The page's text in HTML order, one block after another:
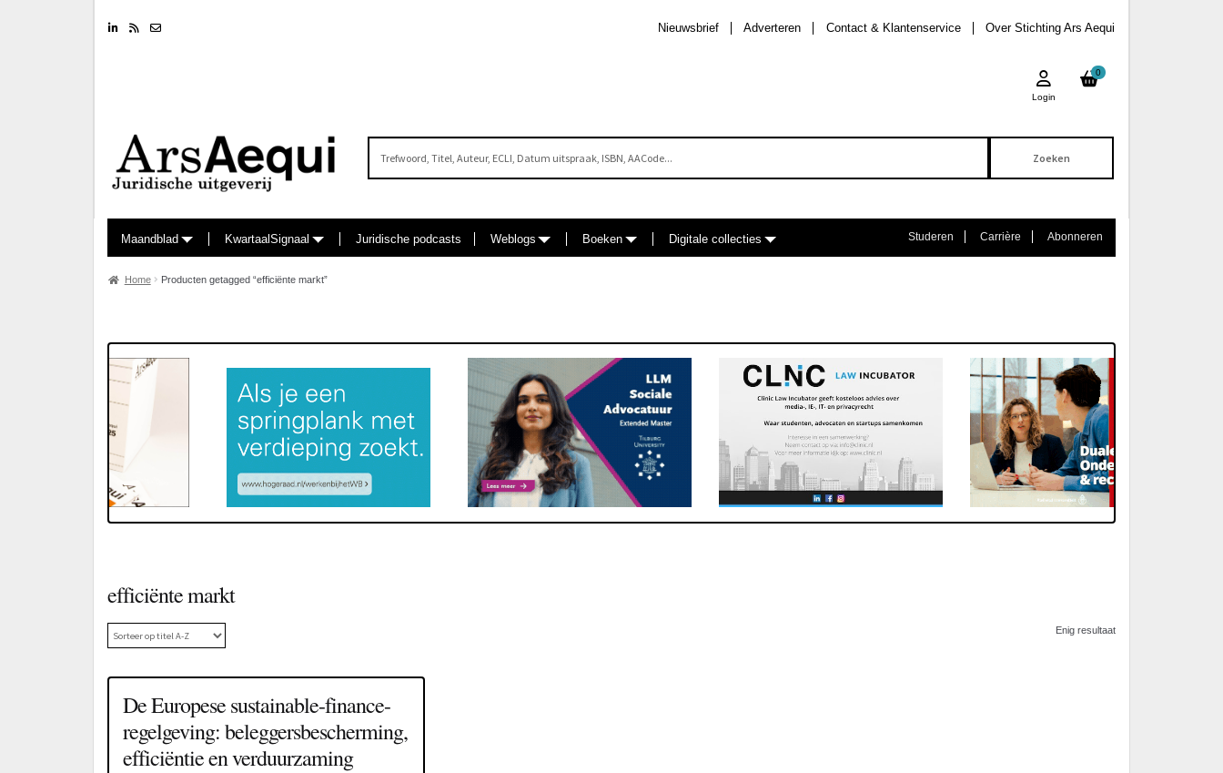
LinkedinRSS feed Over Stichting Ars Aequi
Contact & Klantenservice
Adverteren
Nieuwsbrief
0
Login
Maandblad KwartaalSignaal Juridische podcasts Weblogs Boeken Digitale collecties Studeren Carrière Abonneren
Home Producten getagged “efficiënte markt”
efficiënte markt
Enig resultaat
De Europese sustainable-finance-
regelgeving: beleggersbescherming,
efficiëntie en verduurzaming